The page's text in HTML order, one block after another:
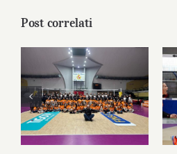
Post correlati
PanBiscò celebra
una stagione da
record della
Leonessa Volley:
sport, territorio e
una community in